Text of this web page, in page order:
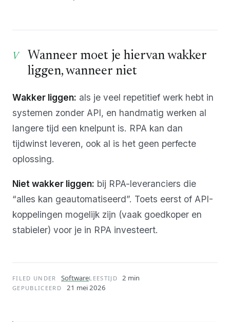
Wanneer moet je hiervan wakker
liggen, wanneer niet
Wakker liggen: als je veel repetitief werk hebt in
systemen zonder API, en handmatig werken al
langere tijd een knelpunt is. RPA kan dan
tijdwinst leveren, ook al is het geen perfecte
oplossing.
Niet wakker liggen: bij RPA-leveranciers die
“alles kan geautomatiseerd”. Toets eerst of API-
koppelingen mogelijk zijn (vaak goedkoper en
stabieler) voor je in RPA investeert.
FILED UNDER SoftwareLEESTIJD 2 min
GEPUBLICEERD 21 mei 2026